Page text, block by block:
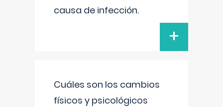
causa de infección.
+
Cuáles son los cambios
físicos y psicológicos